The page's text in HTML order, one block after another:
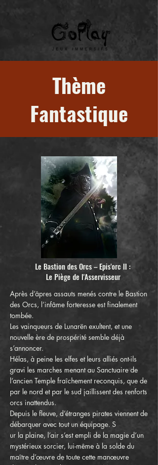
Thème
Fantastique
Le Bastion des Orcs – Epis'orc II :
Le Piège de l'Asservisseur
Après d’âpres assauts menés contre le Bastion
des Orcs, l’infâme forteresse est finalement
tombée.
Les vainqueurs de Lunarën exultent, et une
nouvelle ère de prospérité semble déjà
s’annoncer.
Hélas, à peine les elfes et leurs alliés ont-ils
gravi les marches menant au Sanctuaire de
l’ancien Temple fraîchement reconquis, que de
par le nord et par le sud jaillissent des renforts
orcs inattendus.
Depuis le fleuve, d’étranges pirates viennent de
débarquer avec tout un équipage. S
ur la plaine, l’air s’est empli de la magie d’un
mystérieux sorcier, lui-même à la solde du
maître d’œuvre de toute cette manœuvre